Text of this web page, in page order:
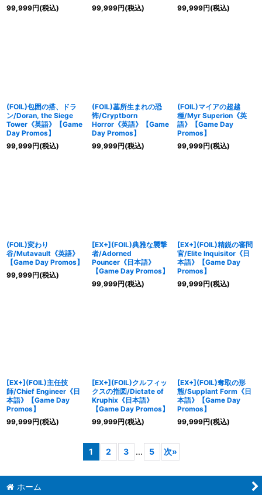
99,999円(税込)
99,999円(税込)
99,999円(税込)
(FOIL)包囲の搭、ドラ
ン/Doran, the Siege
Tower《英語》【Game
Day Promos】
99,999円(税込)
(FOIL)墓所生まれの恐
怖/Cryptborn
Horror《英語》【Game
Day Promos】
99,999円(税込)
(FOIL)マイアの超越
種/Myr Superion《英
語》【Game Day
Promos】
99,999円(税込)
(FOIL)変わり
谷/Mutavault《英語》
【Game Day Promos】
99,999円(税込)
[EX+](FOIL)典雅な襲撃
者/Adorned
Pouncer《日本語》
【Game Day Promos】
99,999円(税込)
[EX+](FOIL)精鋭の審問
官/Elite Inquisitor《日
本語》【Game Day
Promos】
99,999円(税込)
[EX+](FOIL)主任技
師/Chief Engineer《日
本語》【Game Day
Promos】
99,999円(税込)
[EX+](FOIL)クルフィッ
クスの指図/Dictate of
Kruphix《日本語》
【Game Day Promos】
99,999円(税込)
[EX+](FOIL)奪取の形
態/Supplant Form《日
本語》【Game Day
Promos】
99,999円(税込)
1 2 3 ... 5 次»
ホーム